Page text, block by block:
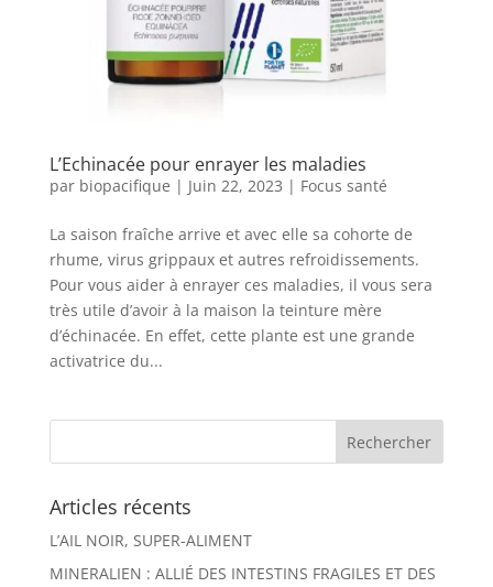
L’Echinacée pour enrayer les maladies
par biopacifique | Juin 22, 2023 | Focus santé
La saison fraîche arrive et avec elle sa cohorte de
rhume, virus grippaux et autres refroidissements.
Pour vous aider à enrayer ces maladies, il vous sera
très utile d’avoir à la maison la teinture mère
d’échinacée. En effet, cette plante est une grande
activatrice du...
Articles récents
L’AIL NOIR, SUPER-ALIMENT
MINERALIEN : ALLIÉ DES INTESTINS FRAGILES ET DES